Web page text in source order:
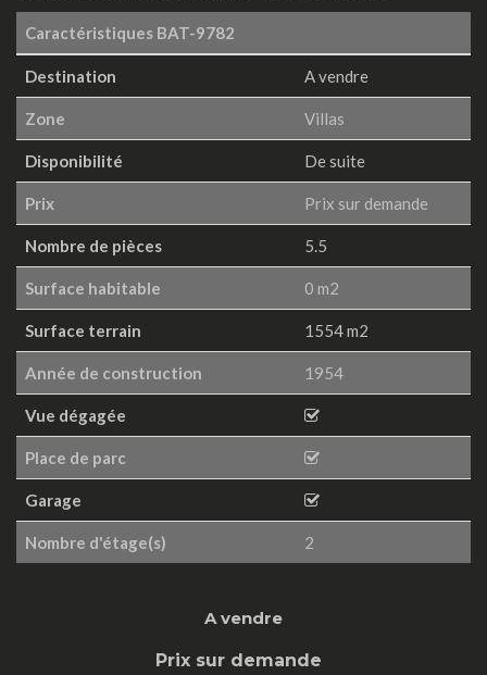
Caractéristiques BAT-9782
Destination A vendre
Zone Villas
Disponibilité De suite
Prix Prix sur demande
Nombre de pièces 5.5
Surface habitable 0 m2
Surface terrain 1554 m2
Année de construction 1954
Vue dégagée
Place de parc
Garage
Nombre d'étage(s) 2
A vendre
Prix sur demande